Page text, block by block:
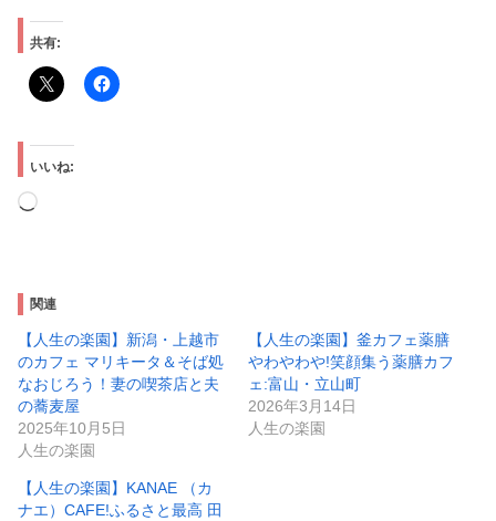
共有:
いいね:
読
み
中…
関連
【人生の楽園】新潟・上越市
のカフェ マリキータ＆そば処
なおじろう！妻の喫茶店と夫
の蕎麦屋
2025年10月5日
人生の楽園
【人生の楽園】釜カフェ薬膳
やわやわや!笑顔集う薬膳カフ
ェ:富山・立山町
2026年3月14日
人生の楽園
【人生の楽園】KANAE （カ
ナエ）CAFE!ふるさと最高 田